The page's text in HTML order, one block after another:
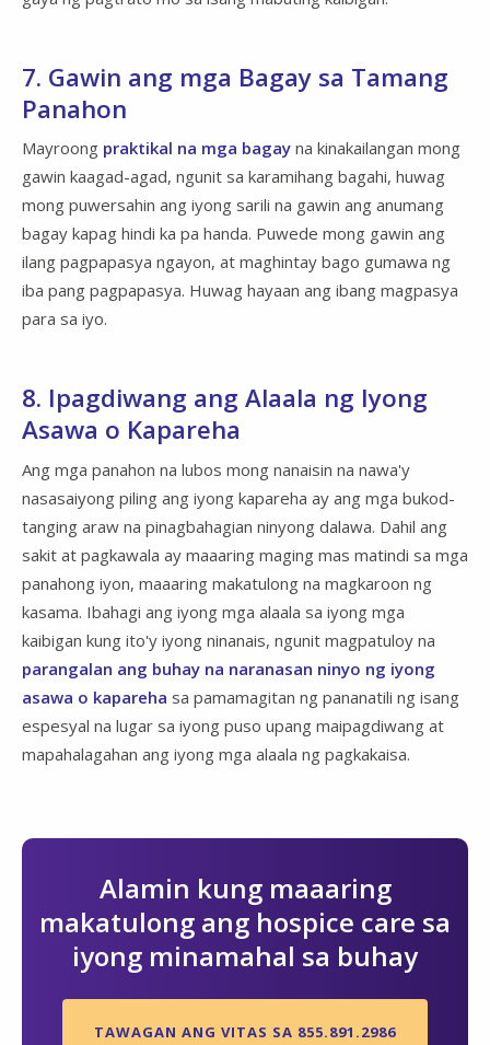
7. Gawin ang mga Bagay sa Tamang
Panahon
Mayroong praktikal na mga bagay na kinakailangan mong
gawin kaagad-agad, ngunit sa karamihang bagahi, huwag
mong puwersahin ang iyong sarili na gawin ang anumang
bagay kapag hindi ka pa handa. Puwede mong gawin ang
ilang pagpapasya ngayon, at maghintay bago gumawa ng
iba pang pagpapasya. Huwag hayaan ang ibang magpasya
para sa iyo.
8. Ipagdiwang ang Alaala ng Iyong
Asawa o Kapareha
Ang mga panahon na lubos mong nanaisin na nawa'y
nasasaiyong piling ang iyong kapareha ay ang mga bukod-
tanging araw na pinagbahagian ninyong dalawa. Dahil ang
sakit at pagkawala ay maaaring maging mas matindi sa mga
panahong iyon, maaaring makatulong na magkaroon ng
kasama. Ibahagi ang iyong mga alaala sa iyong mga
kaibigan kung ito'y iyong ninanais, ngunit magpatuloy na
parangalan ang buhay na naranasan ninyo ng iyong
asawa o kapareha sa pamamagitan ng pananatili ng isang
espesyal na lugar sa iyong puso upang maipagdiwang at
mapahalagahan ang iyong mga alaala ng pagkakaisa.
Alamin kung maaaring
makatulong ang hospice care sa
iyong minamahal sa buhay
TAWAGAN ANG VITAS SA 855.891.2986